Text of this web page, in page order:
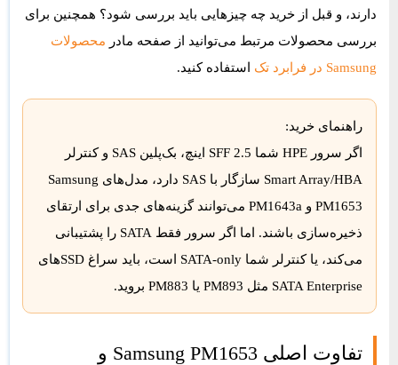
دارند، و قبل از خرید چه چیزهایی باید بررسی شود؟ همچنین برای
بررسی محصولات مرتبط می‌توانید از صفحه مادر محصولات
Samsung در فرابرد تک
استفاده کنید.
راهنمای خرید:
اگر سرور HPE شما SFF 2.5 اینچ، بک‌پلین SAS و کنترلر
Smart Array/HBA سازگار با SAS دارد، مدل‌های Samsung
PM1653 و PM1643a می‌توانند گزینه‌های جدی برای ارتقای
ذخیره‌سازی باشند. اما اگر سرور فقط SATA را پشتیبانی
می‌کند، یا کنترلر شما SATA-only است، باید سراغ SSDهای
SATA Enterprise مثل PM893 یا PM883 بروید.
تفاوت اصلی Samsung PM1653 و